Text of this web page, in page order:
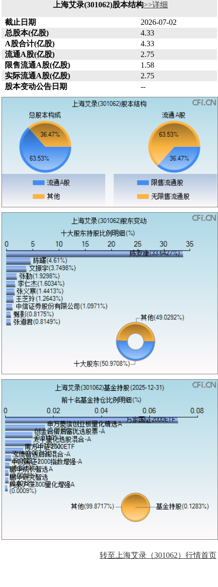
上海艾录(301062)股本结构>>详细
截止日期
2026-07-02
总股本(亿股)
4.33
A股合计(亿股)
4.33
流通A股(亿股)
2.75
限售流通A股(亿股)
1.58
实际流通A股(亿股)
2.75
股本变动公告日期
--
转至上海艾录（301062）行情首页